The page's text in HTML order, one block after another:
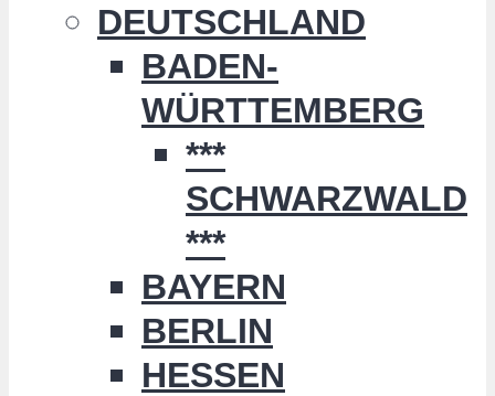
DEUTSCHLAND
BADEN-
WÜRTTEMBERG
***
SCHWARZWALD
***
BAYERN
BERLIN
HESSEN